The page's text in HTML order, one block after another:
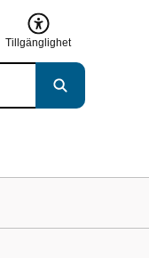
Tillgänglighet